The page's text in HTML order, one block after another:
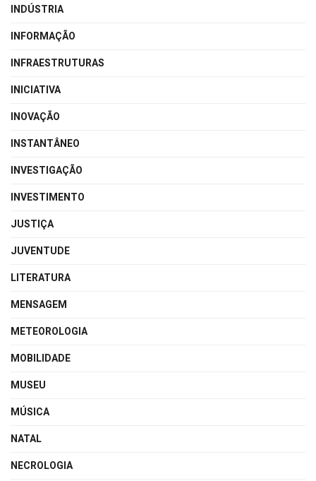
INDÚSTRIA
INFORMAÇÃO
INFRAESTRUTURAS
INICIATIVA
INOVAÇÃO
INSTANTÂNEO
INVESTIGAÇÃO
INVESTIMENTO
JUSTIÇA
JUVENTUDE
LITERATURA
MENSAGEM
METEOROLOGIA
MOBILIDADE
MUSEU
MÚSICA
NATAL
NECROLOGIA